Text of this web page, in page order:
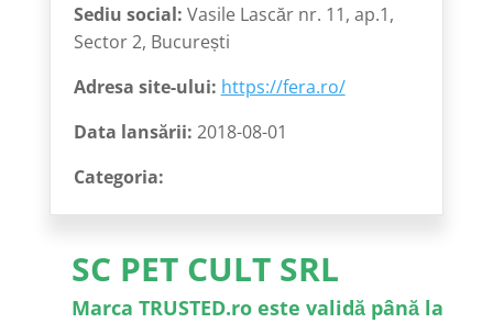
Sediu social: Vasile Lascăr nr. 11, ap.1,
Sector 2, București
Adresa site-ului: https://fera.ro/
Data lansării: 2018-08-01
Categoria:
SC PET CULT SRL
Marca TRUSTED.ro este validă până la